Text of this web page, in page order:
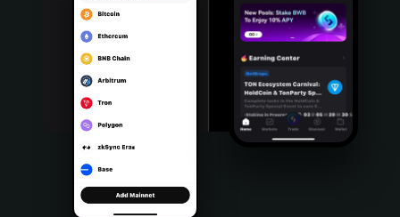
Português (Portugal)
Bahasa Indonesia
Português (Brasil)
Español (Argentina)